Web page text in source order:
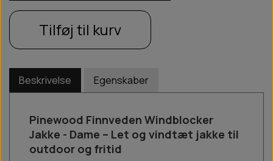
Tilføj til kurv
Beskrivelse Egenskaber
Pinewood Finnveden Windblocker
Jakke - Dame – Let og vindtæt jakke til
outdoor og fritid